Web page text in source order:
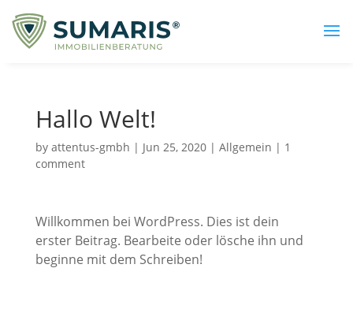
Hallo Welt!
by attentus-gmbh | Jun 25, 2020| Allgemein | 1
comment
Willkommen bei WordPress. Dies ist dein
erster Beitrag. Bearbeite oder lösche ihn und
beginne mit dem Schreiben!